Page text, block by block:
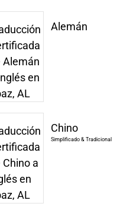
Alemán
Chino
Simplificado & Tradicional